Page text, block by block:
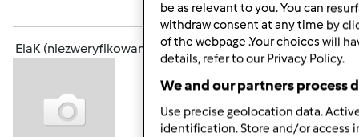
komentarze
ElaK (niezweryfikowany)
be as relevant to you. You can
withdraw consent at any time by
of the webpage .Your choices will
details, refer to our Privacy Policy.
We and our partners process
Use precise geolocation data.
identification. Store and/or access